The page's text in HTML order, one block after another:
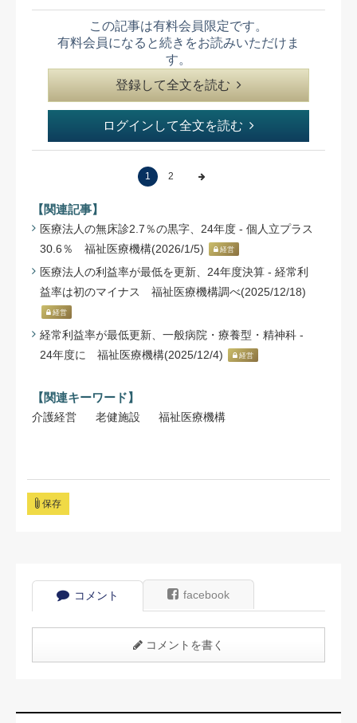
この記事は有料会員限定です。
有料会員になると続きをお読みいただけま
す。
登録して全文を読む
ログインして全文を読む
1 2
【関連記事】
医療法人の無床診2.7％の黒字、24年度 - 個人立プラス
30.6％ 福祉医療機構(2026/1/5)
経営
医療法人の利益率が最低を更新、24年度決算 - 経常利
益率は初のマイナス 福祉医療機構調べ(2025/12/18)
経営
経常利益率が最低更新、一般病院・療養型・精神科 -
24年度に 福祉医療機構(2025/12/4)
経営
【関連キーワード】
介護経営 老健施設 福祉医療機構
保存
コメント facebook
コメントを書く